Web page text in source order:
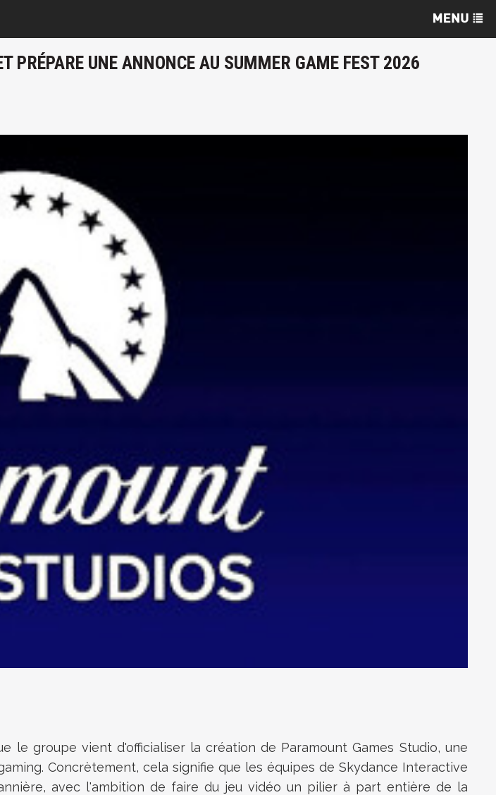
PRÉPARE UNE ANNONCE AU SUMMER GAME FEST 2026
groupe vient d'officialiser la création de Paramount Games Studio, une
Concrètement, cela signifie que les équipes de Skydance Interactive
avec l'ambition de faire du jeu vidéo un pilier à part entière de la